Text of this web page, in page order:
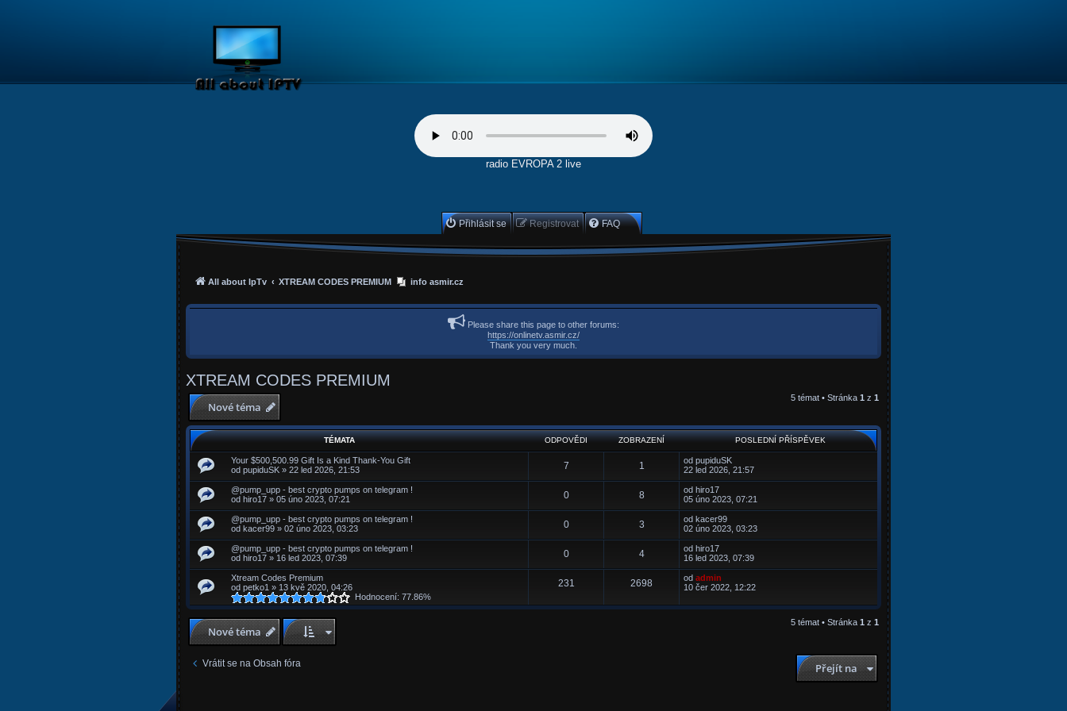
radio EVROPA 2 live
Přihlásit se Registrovat FAQ
All about IpTv XTREAM CODES PREMIUM info asmir.cz
Please share this page to other forums:
https://onlinetv.asmir.cz/
Thank you very much.
XTREAM CODES PREMIUM
Nové téma
5 témat • Stránka 1 z 1
TÉMATA ODPOVĚDI ZOBRAZENÍ POSLEDNÍ PŘÍSPĚVEK
Your $500,500.99 Gift Is a Kind Thank-You Gift
od pupiduSK » 22 led 2026, 21:53 7 1 od pupiduSK
22 led 2026, 21:57
@pump_upp - best crypto pumps on telegram !
od hiro17 » 05 úno 2023, 07:21 0 8 od hiro17
05 úno 2023, 07:21
@pump_upp - best crypto pumps on telegram !
od kacer99 » 02 úno 2023, 03:23 0 3 od kacer99
02 úno 2023, 03:23
@pump_upp - best crypto pumps on telegram !
od hiro17 » 16 led 2023, 07:39 0 4 od hiro17
16 led 2023, 07:39
Xtream Codes Premium
od petko1 » 13 kvě 2020, 04:26
Hodnocení: 77.86%
231 2698 od admin
10 čer 2022, 12:22
Nové téma
5 témat • Stránka 1 z 1
Vrátit se na Obsah fóra Přejít na